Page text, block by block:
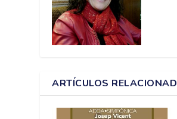
ARTÍCULOS